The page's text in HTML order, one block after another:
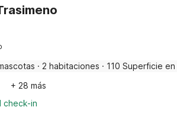
· 2 habitaciones · 110 Superficie en
+ 28 más
check-in